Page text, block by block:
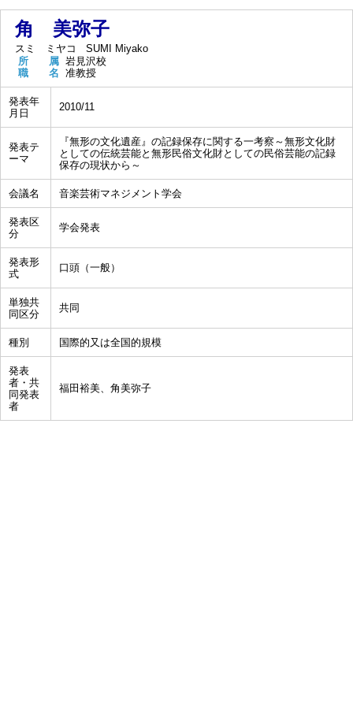
角 美弥子
スミ ミヤコ
SUMI Miyako
所 属 岩見沢校
職 名 准教授
発表年
月日
2010/11
発表テ
ーマ
『無形の文化遺産』の記録保存に関する一考察～無形文化財
としての伝統芸能と無形民俗文化財としての民俗芸能の記録
保存の現状から～
会議名 音楽芸術マネジメント学会
発表区
分
学会発表
発表形
式
口頭（一般）
単独共
同区分
共同
種別 国際的又は全国的規模
発表
者・共
同発表
者
福田裕美、角美弥子